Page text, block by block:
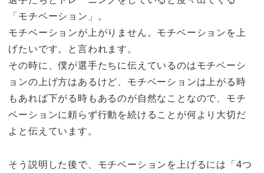
「モチベーション」。
モチベーションが上がりません。モチベーションを上
げたいです。と言われます。
その時に、僕が選手たちに伝えているのはモチベーシ
ョンの上げ方はあるけど、モチベーションは上がる時
もあれば下がる時もあるのが自然なことなので、モチ
ベーションに頼らず行動を続けることが何より大切だ
よと伝えています。
そう説明した後で、モチベーションを上げるには「4つ